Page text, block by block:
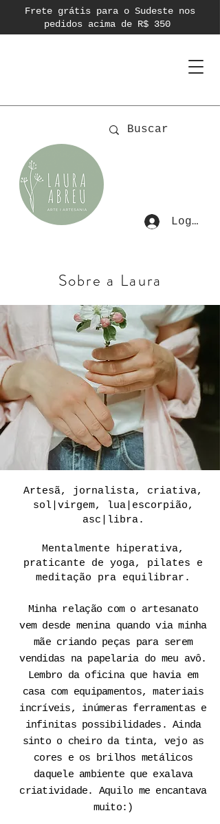
Frete grátis para o Sudeste nos
pedidos acima de R$ 350
Login
Sobre a Laura
Artesã, jornalista, criativa,
sol|virgem, lua|escorpião,
asc|libra.
Mentalmente hiperativa,
praticante de yoga, pilates e
meditação pra equilibrar.
Minha relação com o artesanato
vem desde menina quando via minha
mãe criando peças para serem
vendidas na papelaria do meu avô.
Lembro da oficina que havia em
casa com equipamentos, materiais
incríveis, inúmeras ferramentas e
infinitas possibilidades. Ainda
sinto o cheiro da tinta, vejo as
cores e os brilhos metálicos
daquele ambiente que exalava
criatividade. Aquilo me encantava
muito:)